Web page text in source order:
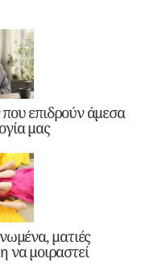
επιδρούν άμεσα
μας
ματιές
να μοιραστεί